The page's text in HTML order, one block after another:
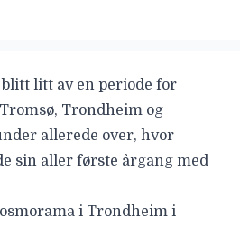
litt av en periode for
Tromsø, Trondheim og
allerede over, hvor
sin aller første årgang med
i Trondheim i